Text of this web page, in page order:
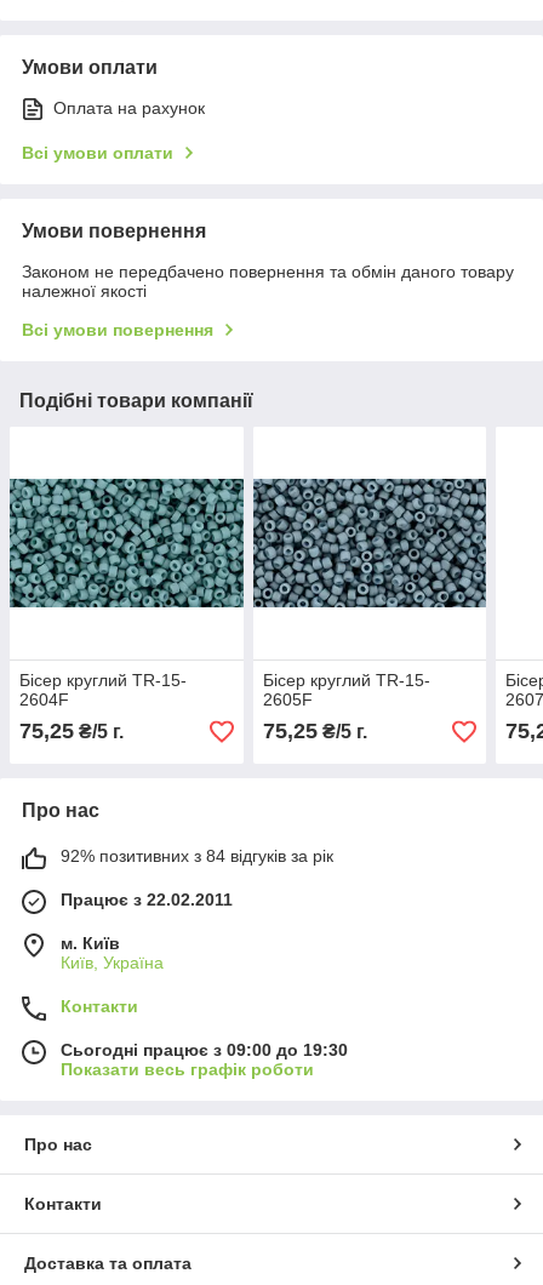
Умови оплати
Оплата на рахунок
Всі умови оплати
Умови повернення
Законом не передбачено повернення та обмін даного товару
належної якості
Всі умови повернення
Подібні товари компанії
Бісер круглий TR-15-
2604F
75,25 ₴/5 г.
Бісер круглий TR-15-
2605F
75,25₴/5 г.
Про нас
92% позитивних з 84 відгуків за рік
Працює з 22.02.2011
м. Київ
Київ, Україна
Контакти
Сьогодні працює з 09:00 до 19:30
Показати весь графік роботи
Про нас
Контакти
Доставка та оплата